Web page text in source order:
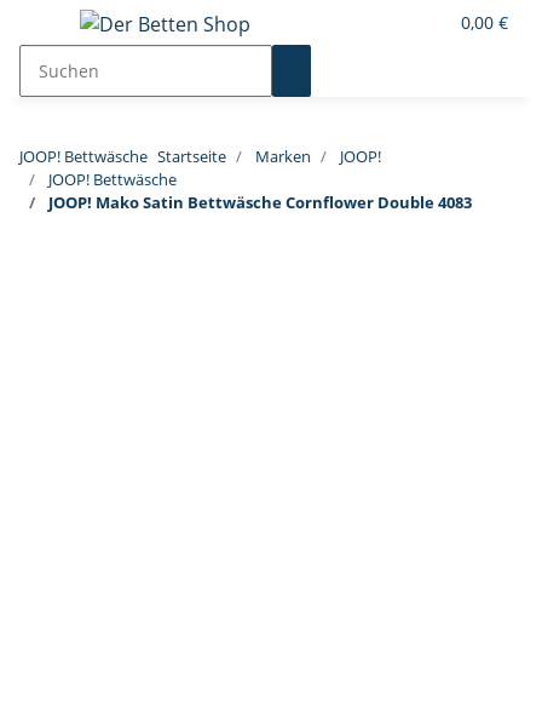
0,00 €
JOOP! Bettwäsche Startseite Marken
JOOP!
JOOP! Bettwäsche
JOOP! Mako Satin Bettwäsche Cornflower Double 4083